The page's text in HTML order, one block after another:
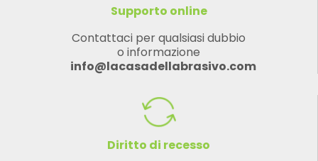
Supporto online
Contattaci per qualsiasi dubbio
o informazione
info@lacasadellabrasivo.com
Diritto di recesso